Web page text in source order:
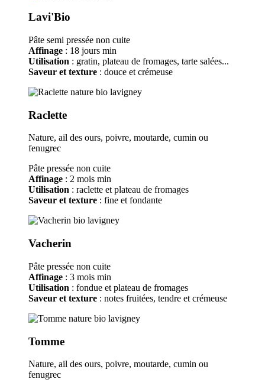
Lavi'Bio
Pâte semi pressée non cuite
Affinage : 18 jours min
Utilisation : gratin, plateau de fromages, tarte salées...
Saveur et texture : douce et crémeuse
Raclette
Nature, ail des ours, poivre, moutarde, cumin ou
fenugrec
Pâte pressée non cuite
Affinage : 2 mois min
Utilisation : raclette et plateau de fromages
Saveur et texture : fine et fondante
Vacherin
Pâte pressée non cuite
Affinage : 3 mois min
Utilisation : fondue et plateau de fromages
Saveur et texture : notes fruitées, tendre et crémeuse
Tomme
Nature, ail des ours, poivre, moutarde, cumin ou
fenugrec